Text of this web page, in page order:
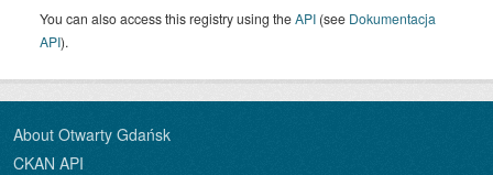
You can also access this registry using theAPI (see Dokumentacja
API).
About Otwarty Gdańsk
CKAN API